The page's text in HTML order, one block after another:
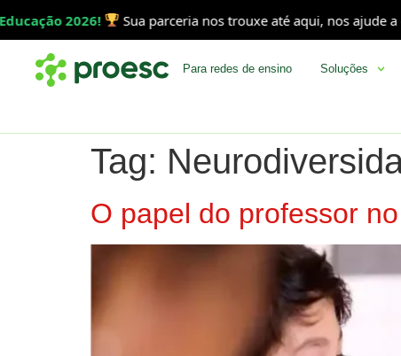
2026! Sua parceria nos trouxe até aqui, nos ajude a
Para redes de ensino Soluções
Tag:
O papel do professor